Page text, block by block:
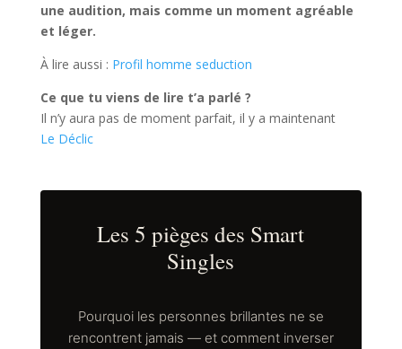
une audition, mais comme un moment agréable
et léger.
À lire aussi : Profil homme seduction
Ce que tu viens de lire t’a parlé ?
Il n’y aura pas de moment parfait, il y a maintenant
Le Déclic
Les 5 pièges des Smart
Singles
Pourquoi les personnes brillantes ne se
rencontrent jamais — et comment inverser